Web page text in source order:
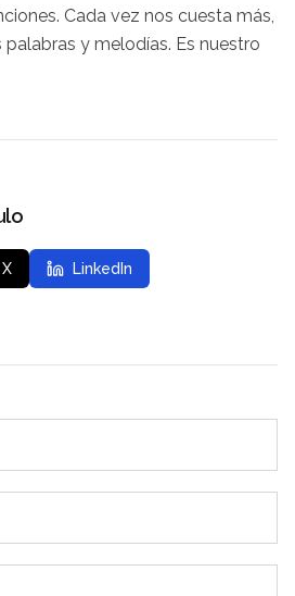
Cada vez nos cuesta más,
y melodías. Es nuestro
X LinkedIn